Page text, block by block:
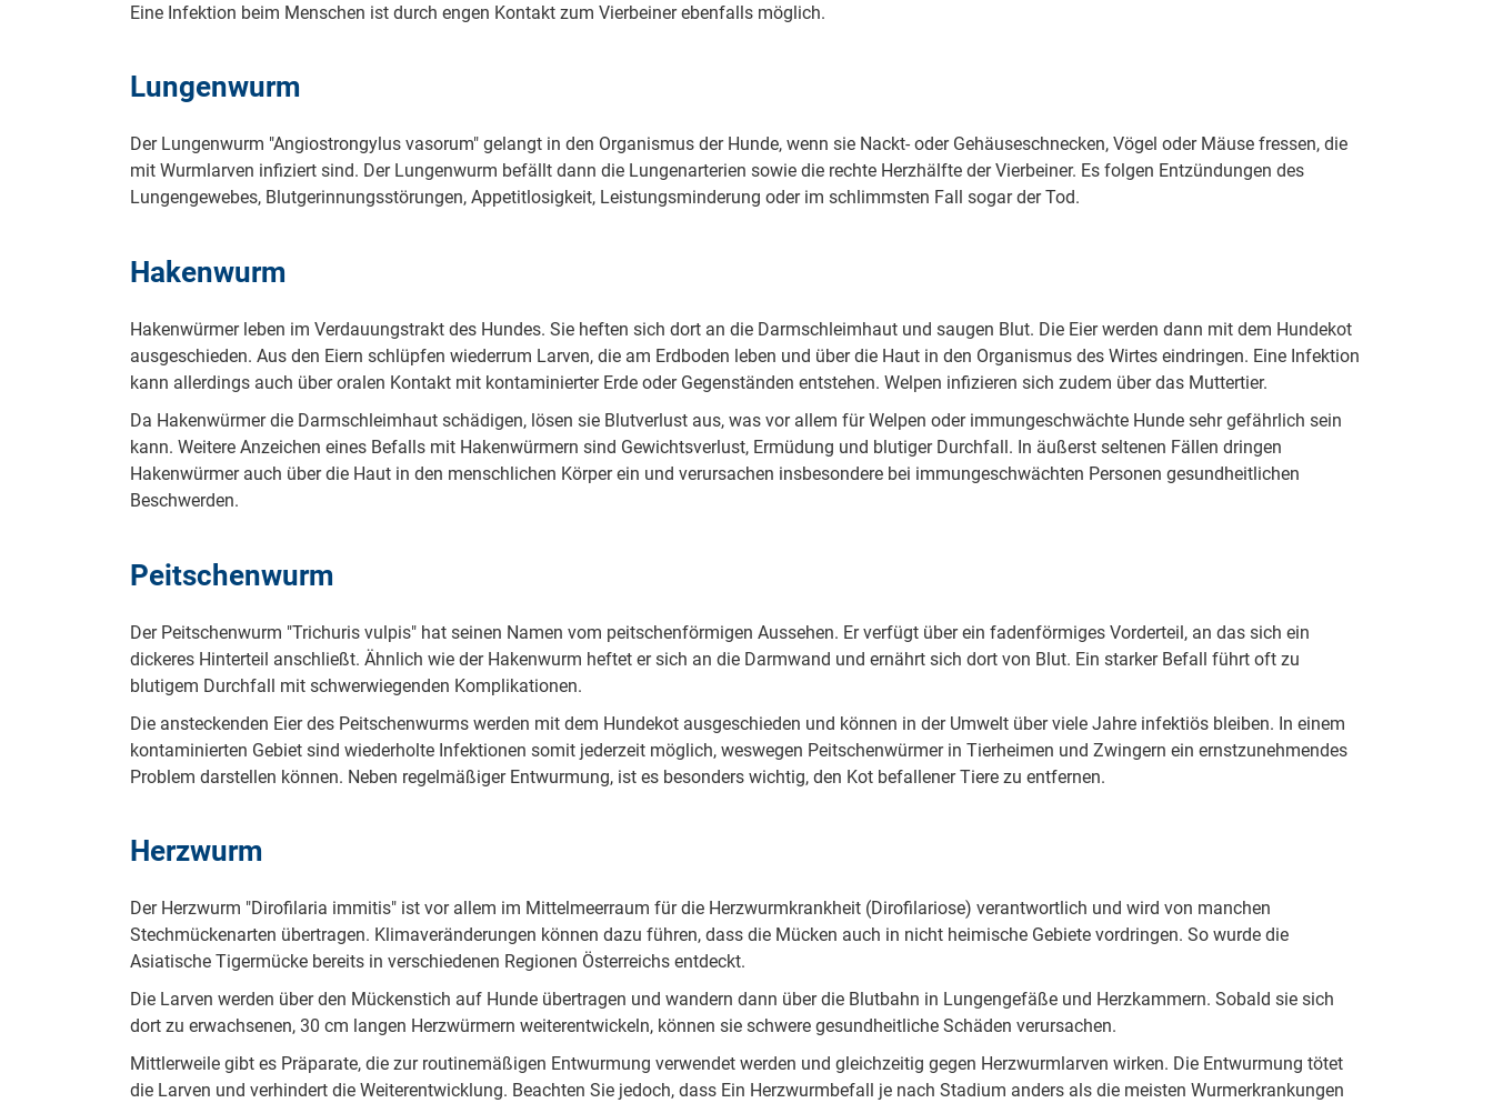
Eine Infektion beim Menschen ist durch engen Kontakt zum Vierbeiner ebenfalls möglich.
Lungenwurm
Der Lungenwurm "Angiostrongylus vasorum" gelangt in den Organismus der Hunde, wenn sie Nackt- oder Gehäuseschnecken, Vögel oder Mäuse fressen, die
mit Wurmlarven infiziert sind. Der Lungenwurm befällt dann die Lungenarterien sowie die rechte Herzhälfte der Vierbeiner. Es folgen Entzündungen des
Lungengewebes, Blutgerinnungsstörungen, Appetitlosigkeit, Leistungsminderung oder im schlimmsten Fall sogar der Tod.
Hakenwurm
Hakenwürmer leben im Verdauungstrakt des Hundes. Sie heften sich dort an die Darmschleimhaut und saugen Blut. Die Eier werden dann mit dem Hundekot
ausgeschieden. Aus den Eiern schlüpfen wiederrum Larven, die am Erdboden leben und über die Haut in den Organismus des Wirtes eindringen. Eine Infektion
kann allerdings auch über oralen Kontakt mit kontaminierter Erde oder Gegenständen entstehen. Welpen infizieren sich zudem über das Muttertier.
Da Hakenwürmer die Darmschleimhaut schädigen, lösen sie Blutverlust aus, was vor allem für Welpen oder immungeschwächte Hunde sehr gefährlich sein
kann. Weitere Anzeichen eines Befalls mit Hakenwürmern sind Gewichtsverlust, Ermüdung und blutiger Durchfall. In äußerst seltenen Fällen dringen
Hakenwürmer auch über die Haut in den menschlichen Körper ein und verursachen insbesondere bei immungeschwächten Personen gesundheitlichen
Beschwerden.
Peitschenwurm
Der Peitschenwurm "Trichuris vulpis" hat seinen Namen vom peitschenförmigen Aussehen. Er verfügt über ein fadenförmiges Vorderteil, an das sich ein
dickeres Hinterteil anschließt. Ähnlich wie der Hakenwurm heftet er sich an die Darmwand und ernährt sich dort von Blut. Ein starker Befall führt oft zu
blutigem Durchfall mit schwerwiegenden Komplikationen.
Die ansteckenden Eier des Peitschenwurms werden mit dem Hundekot ausgeschieden und können in der Umwelt über viele Jahre infektiös bleiben. In einem
kontaminierten Gebiet sind wiederholte Infektionen somit jederzeit möglich, weswegen Peitschenwürmer in Tierheimen und Zwingern ein ernstzunehmendes
Problem darstellen können. Neben regelmäßiger Entwurmung, ist es besonders wichtig, den Kot befallener Tiere zu entfernen.
Herzwurm
Der Herzwurm "Dirofilaria immitis" ist vor allem im Mittelmeerraum für die Herzwurmkrankheit (Dirofilariose) verantwortlich und wird von manchen
Stechmückenarten übertragen. Klimaveränderungen können dazu führen, dass die Mücken auch in nicht heimische Gebiete vordringen. So wurde die
Asiatische Tigermücke bereits in verschiedenen Regionen Österreichs entdeckt.
Die Larven werden über den Mückenstich auf Hunde übertragen und wandern dann über die Blutbahn in Lungengefäße und Herzkammern. Sobald sie sich
dort zu erwachsenen, 30 cm langen Herzwürmern weiterentwickeln, können sie schwere gesundheitliche Schäden verursachen.
Mittlerweile gibt es Präparate, die zur routinemäßigen Entwurmung verwendet werden und gleichzeitig gegen Herzwurmlarven wirken. Die Entwurmung tötet
die Larven und verhindert die Weiterentwicklung. Beachten Sie jedoch, dass Ein Herzwurmbefall je nach Stadium anders als die meisten Wurmerkrankungen